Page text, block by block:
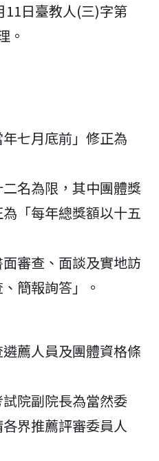
11日臺教人(三)字第
。
七月底前」修正為
名為限，其中團體獎
「每年總獎額以十五
審查、面談及實地訪
簡報詢答」。
薦人員及團體資格條
院副院長為當然委
界推薦評審委員人